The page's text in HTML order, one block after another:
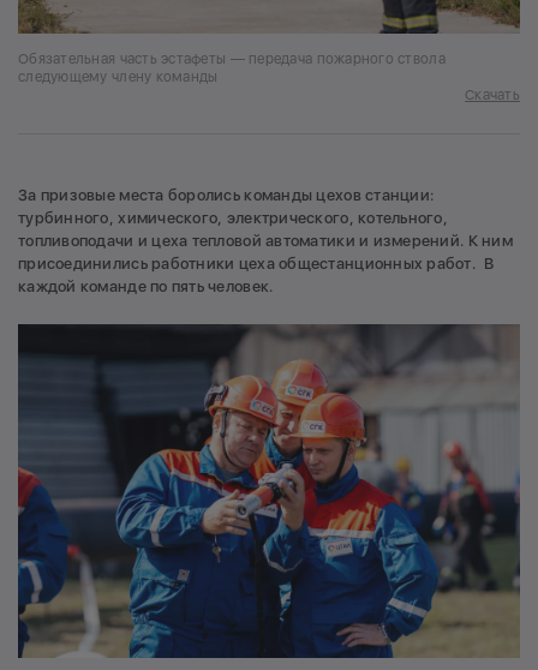
Обязательная часть эстафеты — передача пожарного ствола
следующему члену команды
Скачать
За призовые места боролись команды цехов станции:
турбинного, химического, электрического, котельного,
топливоподачи и цеха тепловой автоматики и измерений. К ним
присоединились работники цеха общестанционных работ. В
каждой команде по пять человек.